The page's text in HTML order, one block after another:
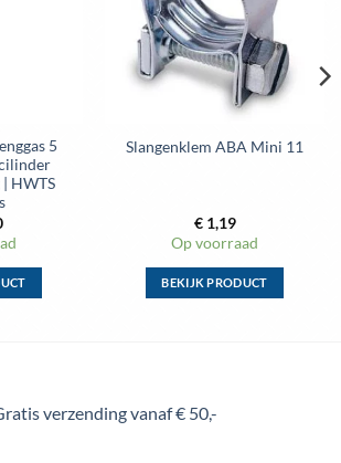
worden
op
de
productpagina
5
HWTS
Slangenklem ABA Mini 11
€1,19
Op voorraad
BEKIJK PRODUCT
verzending vanaf € 50,-